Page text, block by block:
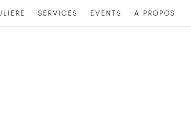
SERVICES EVENTS A PROPOS